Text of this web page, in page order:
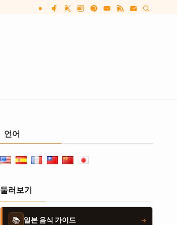
언어
둘러보기
📚 일본 음식 가이드 →